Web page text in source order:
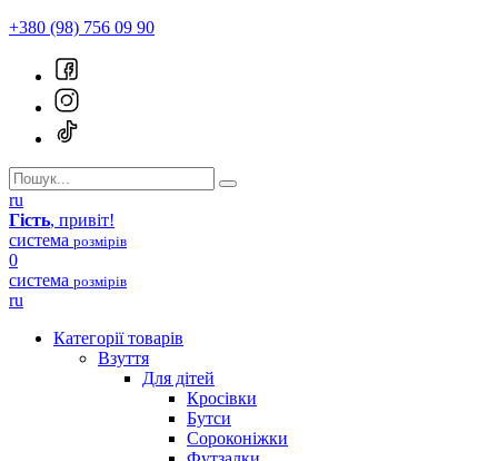
+380 (98) 756 09 90
ru
Гість, привіт!
система розмірів
0
система розмірів
ru
Категорії товарів
Взуття
Для дітей
Кросівки
Бутси
Сороконіжки